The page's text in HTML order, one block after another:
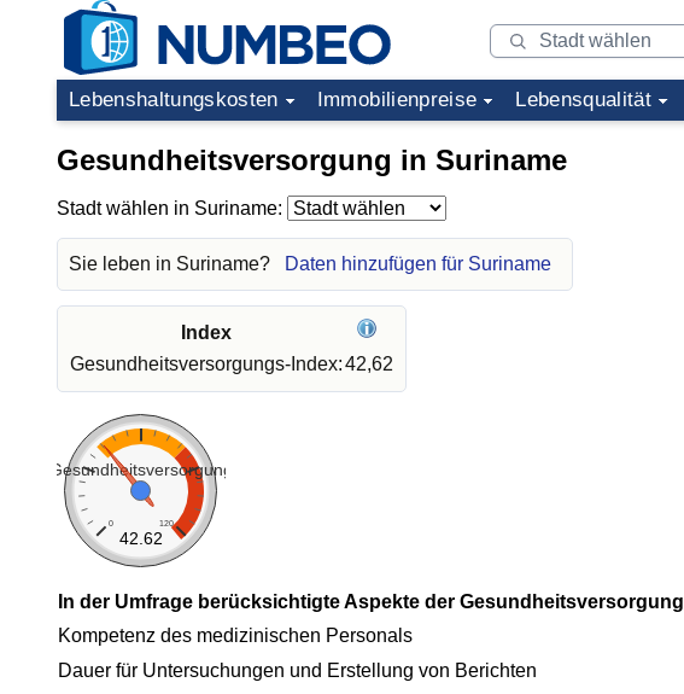
Lebenshaltungskosten Immobilienpreise Lebensqualität
Gesundheitsversorgung in Suriname
Stadt wählen in Suriname:
Sie leben in Suriname? Daten hinzufügen für Suriname
Index
Gesundheitsversorgungs-Index:42,62
Gesundheitsversorgung
0 120
42.62
In der Umfrage berücksichtigte Aspekte der Gesundheitsversorgung
Kompetenz des medizinischen Personals
Dauer für Untersuchungen und Erstellung von Berichten